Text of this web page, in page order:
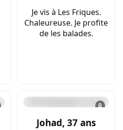
Je vis à Les Friques.
Chaleureuse. Je profite
de les balades.
🔒
Johad, 37 ans